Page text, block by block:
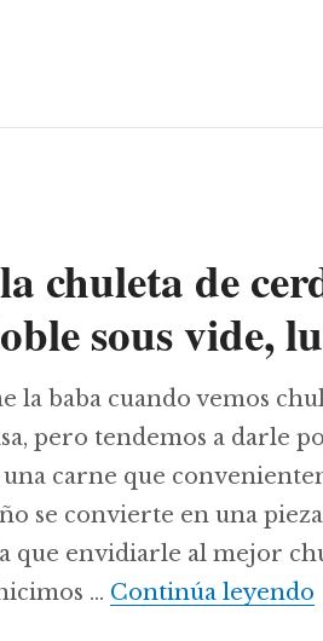
chuleta de
sous vide,
la baba cuando vemos
pero tendemos a darle
carne que
se convierte en una
que envidiarle al mejor
… Continúa leyendo